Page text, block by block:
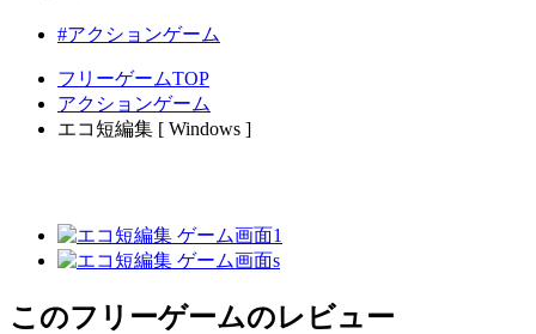
#アクションゲーム
フリーゲームTOP
アクションゲーム
エコ短編集 [ Windows ]
このフリーゲームのレビュー